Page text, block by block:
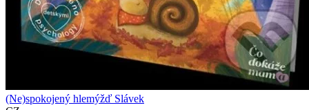
(Ne)spokojený hlemýžď Slávek